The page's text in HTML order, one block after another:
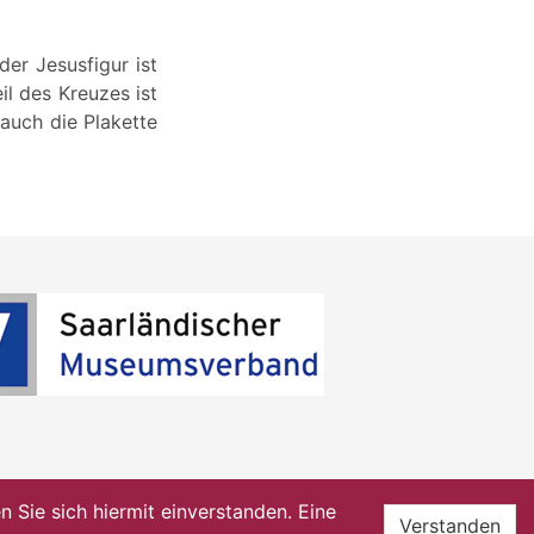
Jesusfigur ist
des Kreuzes ist
die Plakette
Sie sich hiermit einverstanden. Eine
Verstanden